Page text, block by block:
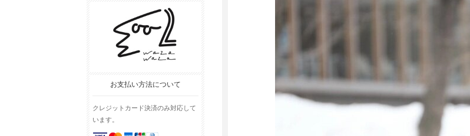
お支払い方法について
クレジットカード決済のみ対応して
います。